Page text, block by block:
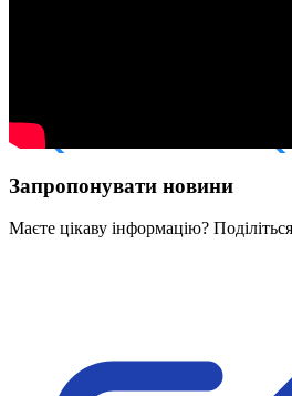
Історія глухих
Брифінги
Офіційна інформація
Всеукраїнська
організацій УТОГ
Всеукраїнська
Запропонувати новини
Маєте цікаву інформацію?